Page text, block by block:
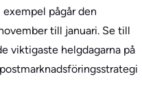
pågår den
till januari. Se till
viktigaste helgdagarna på